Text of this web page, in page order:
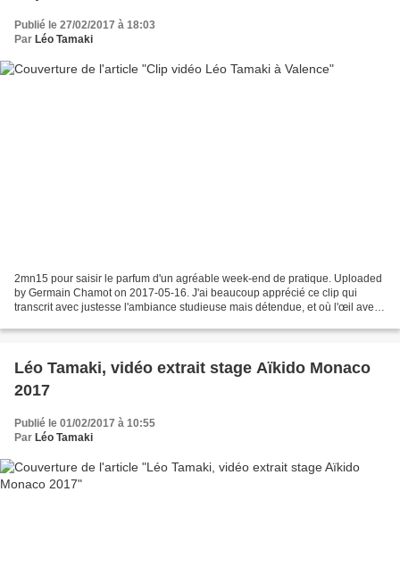
Publié le 27/02/2017 à 18:03
Par Léo Tamaki
2mn15 pour saisir le parfum d'un agréable week-end de pratique. Uploaded
by Germain Chamot on 2017-05-16. J'ai beaucoup apprécié ce clip qui
transcrit avec justesse l'ambiance studieuse mais détendue, et où l'œil averti
Léo Tamaki, vidéo extrait stage Aïkido Monaco
2017
Publié le 01/02/2017 à 10:55
Par Léo Tamaki